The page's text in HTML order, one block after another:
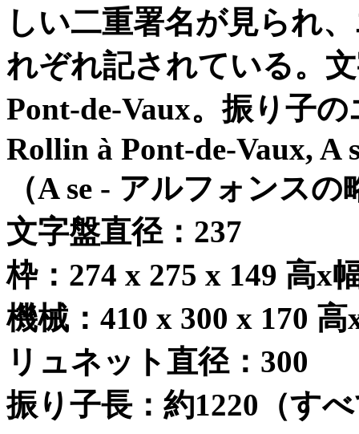
しい二重署名が見られ
れぞれ記されている。
Pont-de-Vaux。振り子
Rollin à Pont-de-Vaux, A
（A se - アルフォンスの
文字盤直径： 237
枠： 274 x 275 x 149 高x
機械： 410 x 300 x 170 高
リュネット直径： 300
振り子長：約1220 （す